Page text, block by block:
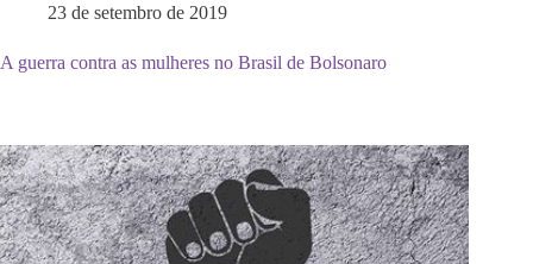
23 de setembro de 2019
A guerra contra as mulheres no Brasil de Bolsonaro